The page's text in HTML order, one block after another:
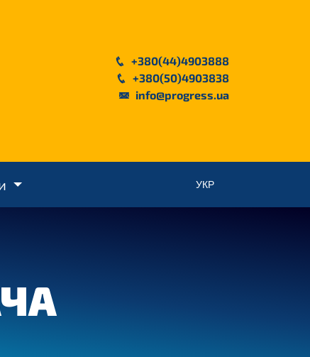
+380(44)4903888
+380(50)4903838
info@progress.ua